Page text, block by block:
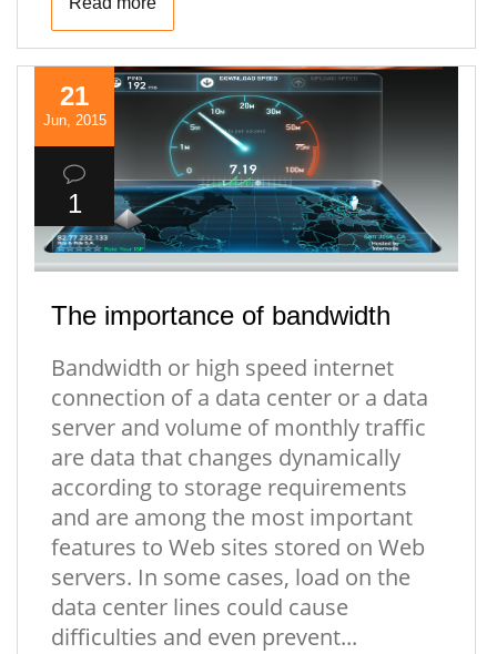
21
Jun, 2015
1
The importance of bandwidth
Bandwidth or high speed internet
connection of a data center or a data
server and volume of monthly traffic
are data that changes dynamically
according to storage requirements
and are among the most important
features to Web sites stored on Web
servers. In some cases, load on the
data center lines could cause
difficulties and even prevent...